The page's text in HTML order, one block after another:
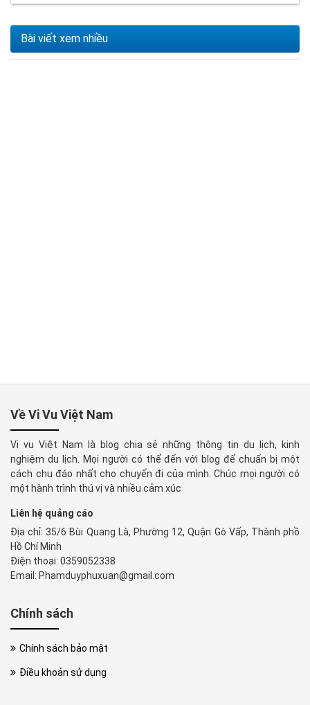
Bài viết xem nhiều
Về Vi Vu Việt Nam
Vi vu Việt Nam là blog chia sẻ những thông tin du lịch, kinh
nghiệm du lịch. Mọi người có thể đến với blog để chuẩn bị một
cách chu đáo nhất cho chuyến đi của mình. Chúc mọi người có
một hành trình thú vị và nhiều cảm xúc
Liên hệ quảng cáo
Địa chỉ: 35/6 Bùi Quang Là, Phường 12, Quận Gò Vấp, Thành phồ
Hồ Chí Minh
Điện thoại: 0359052338
Email: Phamduyphuxuan@gmail.com
Chính sách
Chính sách bảo mật
Điều khoản sử dụng